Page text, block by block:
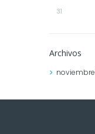
31
Archivos
noviembre